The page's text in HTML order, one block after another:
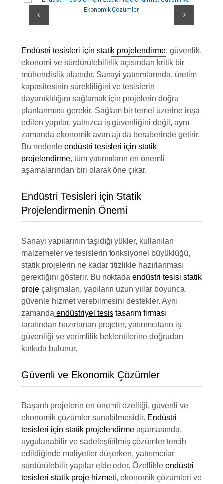
Endüstri tesisleri için statik projelendirme, güvenlik,
ekonomi ve sürdürülebilirlik açısından kritik bir
mühendislik alanıdır. Sanayi yatırımlarında, üretim
kapasitesinin sürekliliğini ve tesislerin
dayanıklılığını sağlamak için projelerin doğru
planlanması gerekir. Sağlam bir temel üzerine inşa
edilen yapılar, yalnızca iş güvenliğini değil, aynı
zamanda ekonomik avantajı da beraberinde getirir.
Bu nedenle endüstri tesisleri için statik
projelendirme, tüm yatırımların en önemli
aşamalarından biri olarak öne çıkar.
Endüstri Tesisleri için Statik
Projelendirmenin Önemi
Sanayi yapılarının taşıdığı yükler, kullanılan
malzemeler ve tesislerin fonksiyonel büyüklüğü,
statik projelerin ne kadar titizlikle hazırlanması
gerektiğini gösterir. Bu noktada endüstri tesisi statik
projeçalışmaları, yapıların uzun yıllar boyunca
güvenle hizmet verebilmesini destekler. Aynı
zamanda endüstriyel tesistasarım firması
tarafından hazırlanan projeler, yatırımcıların iş
güvenliği ve verimlilik beklentilerine doğrudan
katkıda bulunur.
Güvenli ve Ekonomik Çözümler
Başarılı projelerin en önemli özelliği, güvenli ve
ekonomik çözümler sunabilmesidir. Endüstri
tesisleri için statik projelendirmeaşamasında,
uygulanabilir ve sadeleştirilmiş çözümler tercih
edildiğinde maliyetler düşerken, yatırımcılar
sürdürülebilir yapılar elde eder. Özellikle endüstri
tesisleri statik proje hizmeti, ekonomik çözümleri ve